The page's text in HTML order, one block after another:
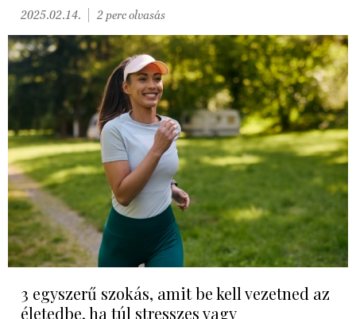
2025.02.14. 2 perc olvasás
3 egyszerű szokás, amit be kell vezetned az
életedbe, ha túl stresszes vagy